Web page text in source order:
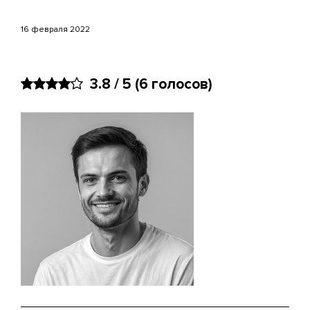
16 февраля 2022
3.8 / 5 (6 голосов)